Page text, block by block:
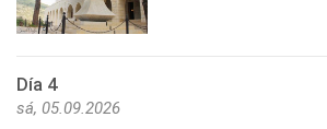
Día 4
sá, 05.09.2026